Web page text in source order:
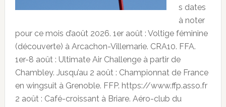
s dates
à noter
pour ce mois d’août 2026. 1er août : Voltige féminine
(découverte) à Arcachon-Villemarie. CRA10. FFA.
1er-8 août : Ultimate Air Challenge à partir de
Chambley. Jusqu’au 2 août : Championnat de France
en wingsuit à Grenoble. FFP. https://www.ffp.asso.fr
2 août : Café-croissant à Briare. Aéro-club du